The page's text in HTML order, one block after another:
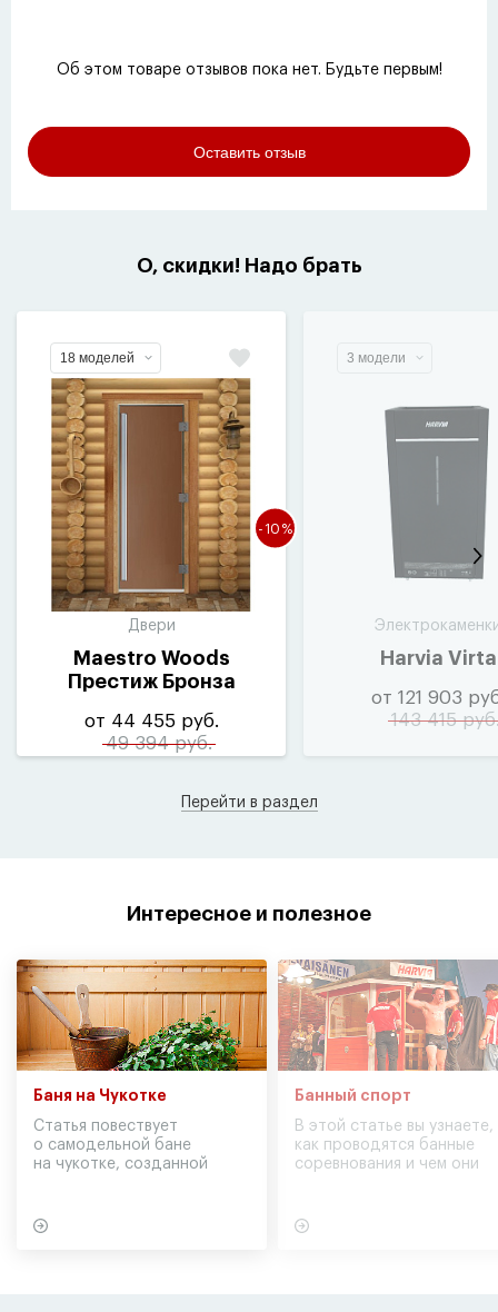
Об этом товаре отзывов пока нет. Будьте первым!
Оставить отзыв
О, скидки! Надо брать
18 моделей
-10%
Двери
Maestro Woods
Престиж Бронза
от 44 455 руб.
49 394 руб.
3 модели
Harvia Virta
от 121 903
143 415
Перейти в раздел
Интересное и полезное
Баня на Чукотке
Статья повествует
о самодельной бане
на чукотке, созданной
Банный спорт
В этой статье вы узнаете,
как проводятся банные
соревнования и чем они